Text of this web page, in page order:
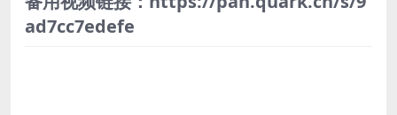
ad7cc7edefe